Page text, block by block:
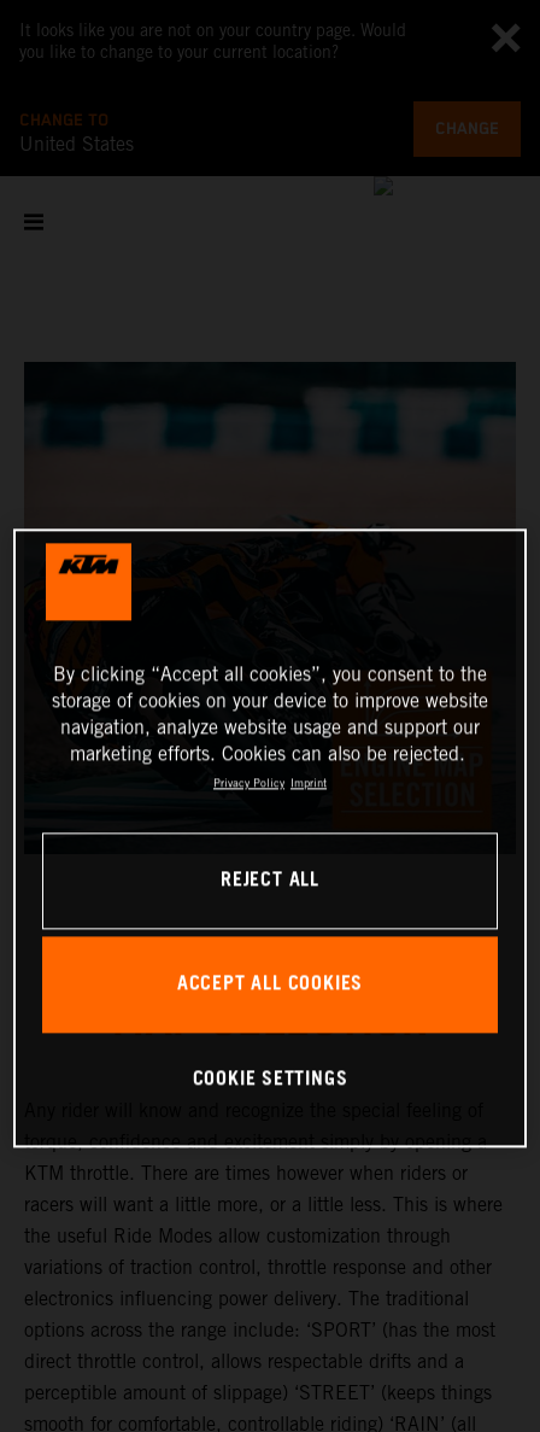
It looks like you are not on your country page. Would
you like to change to your current location?
CHANGE TO
United States
CHANGE
RIDE MODES & ENGINE
MAP SELECTION
torque, confidence and excitement simply by opening a
KTM throttle. There are times however when riders or
racers will want a little more, or a little less. This is where
the useful Ride Modes allow customization through
variations of traction control, throttle response and other
electronics influencing power delivery. The traditional
options across the range include: ‘SPORT’ (has the most
direct throttle control, allows respectable drifts and a
perceptible amount of slippage) ‘STREET’ (keeps things
smooth for comfortable, controllable riding) ‘RAIN’ (all
By clicking “Accept all cookies”, you consent to the
storage of cookies on your device to improve website
navigation, analyze website usage and support our
marketing efforts. Cookies can also be rejected.
Privacy Policy Imprint
REJECT ALL
ACCEPT ALL COOKIES
COOKIE SETTINGS